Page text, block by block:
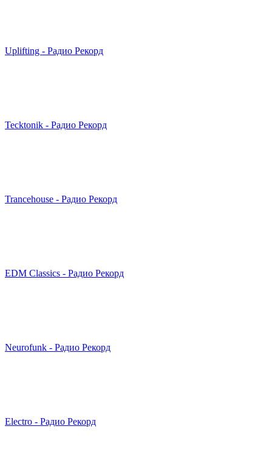
Uplifting - Радио Рекорд
Tecktonik - Радио Рекорд
Trancehouse - Радио Рекорд
EDM Classics - Радио Рекорд
Neurofunk - Радио Рекорд
Electro - Радио Рекорд